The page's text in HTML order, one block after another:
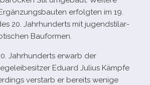
erfolg­ten im 19.
20. Jahrhunderts mit jugend­stil­ar­
Bauformen.
Jahrhunderts erwarb der
Eduard Julius Kämpfe
ver­starb er bereits wenige